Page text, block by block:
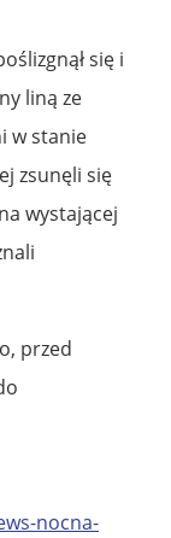
się i
liną ze
w stanie
zsunęli się
wystającej
przed
nocna-